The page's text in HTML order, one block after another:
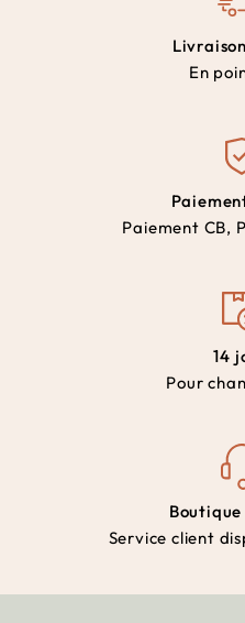
En
Paiement CB,
14
Pour
Service client